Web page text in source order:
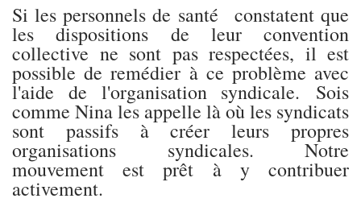
Si les personnels de santé constatent que
les dispositions de leur convention
collective ne sont pas respectées, il est
possible de remédier à ce problème avec
l'aide de l'organisation syndicale. Sois
comme Nina les appelle là où les syndicats
sont passifs à créer leurs propres
organisations syndicales. Notre
mouvement est prêt à y contribuer
activement.